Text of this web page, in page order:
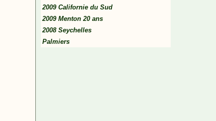
2009 Californie du Sud
2009 Menton 20 ans
2008 Seychelles
Palmiers